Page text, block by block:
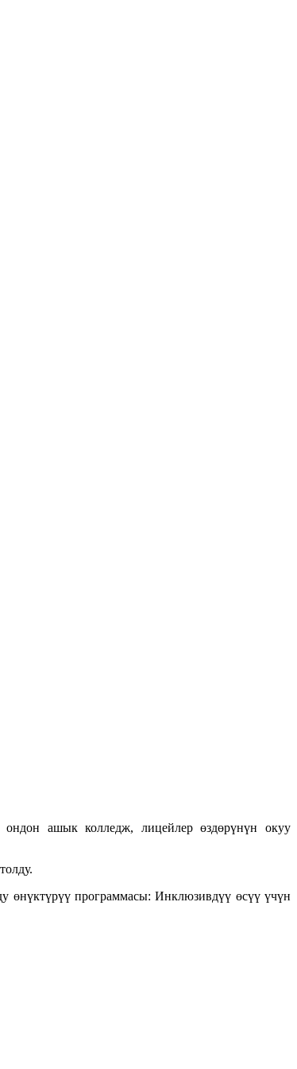
ашык колледж, лицейлер өздөрүнүн окуу
программасы: Инклюзивдүү өсүү үчүн